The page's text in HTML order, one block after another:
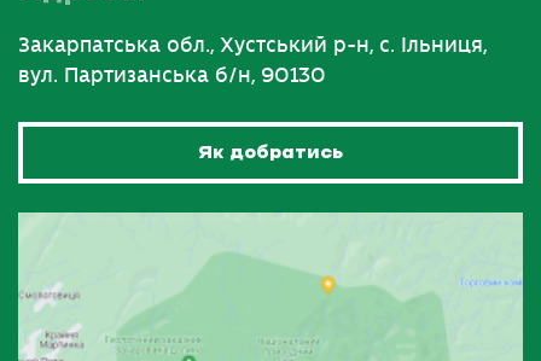
Закарпатська обл., Хустський р-н, с. Ільниця,
вул. Партизанська б/н, 90130
Як добратись